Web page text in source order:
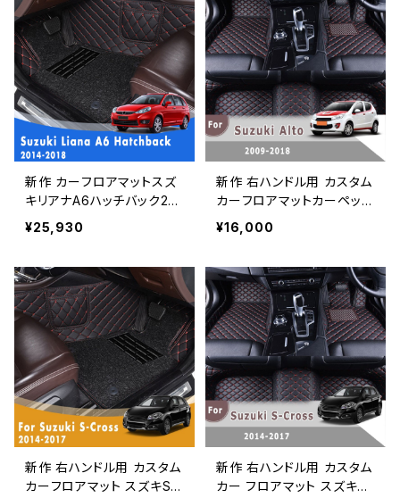
新作 カーフロアマットスズ
キリアナA6ハッチバック201
82017 2016 20152014ダ
ブルレイヤーワイヤーループ
イリングフロアライナー
¥25,930
新作 右ハンドル用 カスタム
カーフロアマットカーペット
スズキアルト 2018 2017 2
016 2015 2014 2013 201
カースタイリングラグ
¥16,000
新作 右ハンドル用 カスタム
カーフロアマット スズキS-
新作 右ハンドル用 カスタム
カー フロアマット スズキS-